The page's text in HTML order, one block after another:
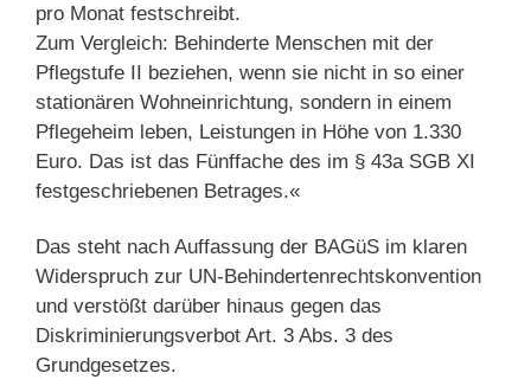
pro Monat festschreibt.
Zum Vergleich: Behinderte Menschen mit der
Pflegstufe II beziehen, wenn sie nicht in so einer
stationären Wohneinrichtung, sondern in einem
Pflegeheim leben, Leistungen in Höhe von 1.330
Euro. Das ist das Fünffache des im § 43a SGB XI
festgeschriebenen Betrages.«
Das steht nach Auffassung der BAGüS im klaren
Widerspruch zur UN-Behindertenrechtskonvention
und verstößt darüber hinaus gegen das
Diskriminierungsverbot Art. 3 Abs. 3 des
Grundgesetzes.